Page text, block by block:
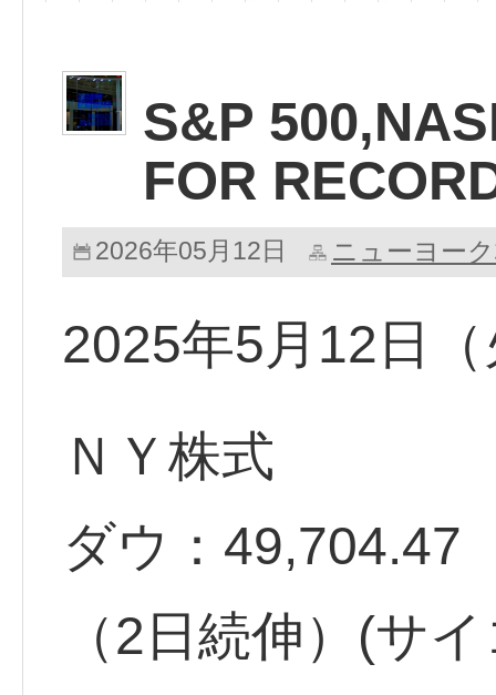
S&P
FOR
2026年05月12日 ニューヨー
2025年5月12日
ＮＹ株式
ダウ：
（2日続伸）(サ